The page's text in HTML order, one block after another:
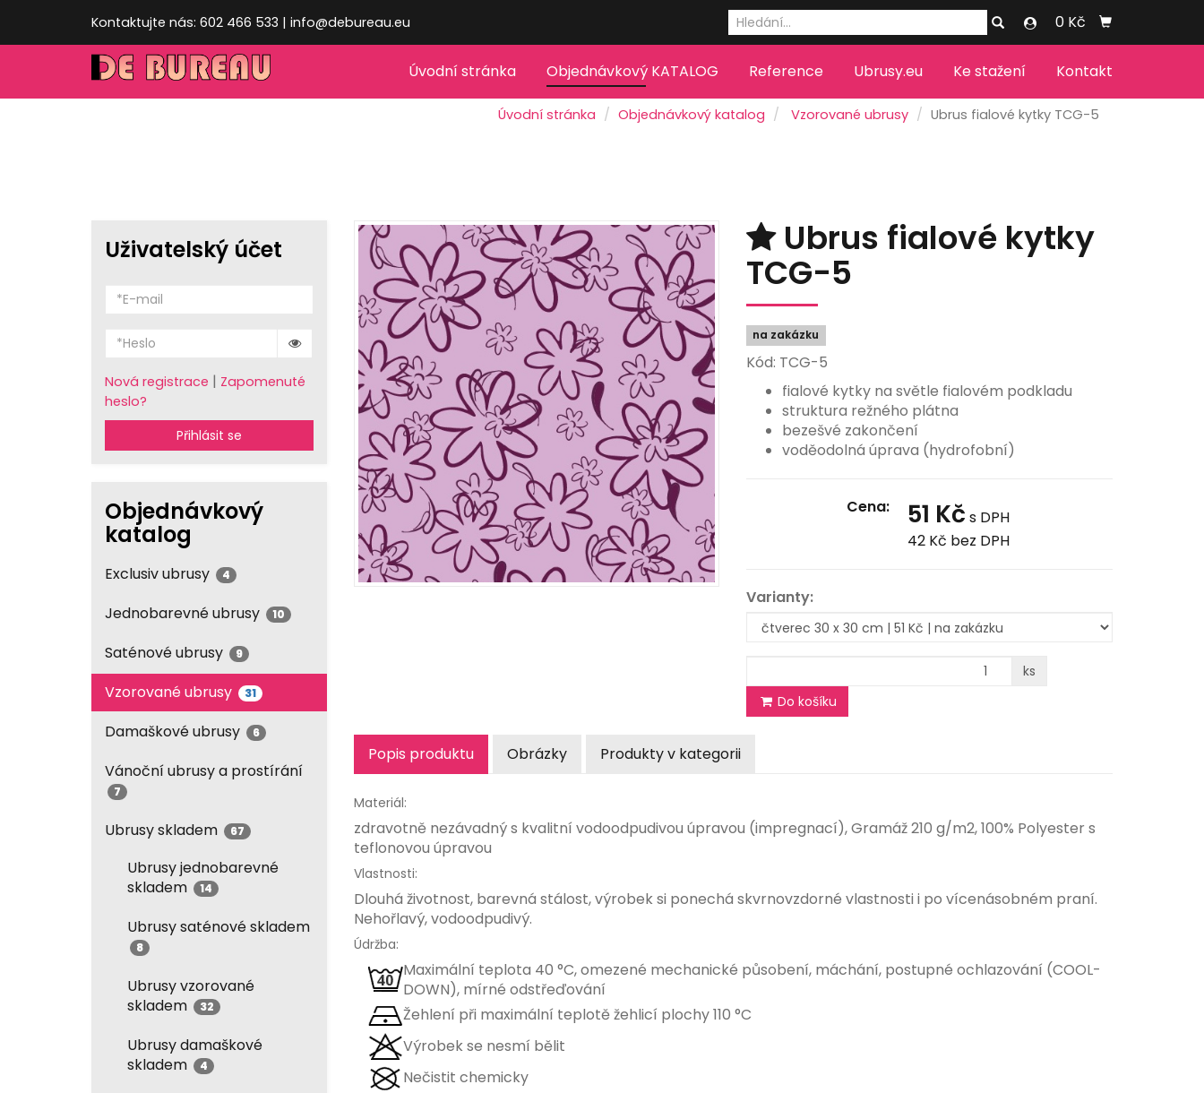
Kontaktujte nás: 602 466 533 | info@debureau.eu 0 Kč
Úvodní stránka Objednávkový KATALOG Reference Ubrusy.eu Ke stažení Kontakt
Úvodní stránka Objednávkový katalog Vzorované ubrusy Ubrus fialové kytky TCG-5
Uživatelský účet
Nová registrace | Zapomenuté
heslo?
Přihlásit se
Objednávkový
katalog
Exclusiv ubrusy 4
Jednobarevné ubrusy 10
Saténové ubrusy 9
Vzorované ubrusy 31
Damaškové ubrusy 6
Vánoční ubrusy a prostírání
7
Ubrusy skladem 67
Ubrusy jednobarevné
skladem
14
Ubrusy saténové skladem
8
Ubrusy vzorované
skladem
32
Ubrusy damaškové
skladem
4
Ubrus fialové kytky
TCG-5
na zakázku
Kód: TCG-5
fialové kytky na světle fialovém podkladu
struktura režného plátna
bezešvé zakončení
voděodolná úprava (hydrofobní)
Cena: 51 Kč s DPH
42 Kč bez DPH
Varianty:
ks
Do košíku
Popis produktu Obrázky Produkty v kategorii
Materiál:
zdravotně nezávadný s kvalitní vodoodpudivou úpravou (impregnací), Gramáž 210 g/m2, 100% Polyester s
teflonovou úpravou
Vlastnosti:
Dlouhá životnost, barevná stálost, výrobek si ponechá skvrnovzdorné vlastnosti i po vícenásobném praní.
Nehořlavý, vodoodpudivý.
Údržba:
Maximální teplota 40 °C, omezené mechanické působení, máchání, postupné ochlazování (COOL-
DOWN), mírné odstřeďování
Žehlení při maximální teplotě žehlicí plochy 110 °C
Výrobek se nesmí bělit
Nečistit chemicky